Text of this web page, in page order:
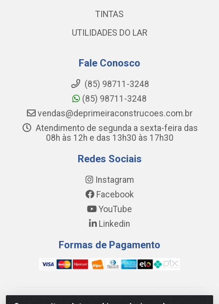
TINTAS
UTILIDADES DO LAR
Fale Conosco
(85) 98711-3248
(85) 98711-3248
vendas@deprimeiraconstrucoes.com.br
Atendimento de segunda a sexta-feira das
08h às 12h e das 13h30 às 17h30
Redes Sociais
Instagram
Facebook
YouTube
Linkedin
Formas de Pagamento
WING DISTRIBUIDORA COMÉRCIO E LOGÍSTICA DE